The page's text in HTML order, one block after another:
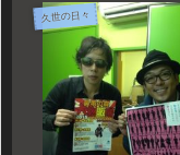
久世の日々